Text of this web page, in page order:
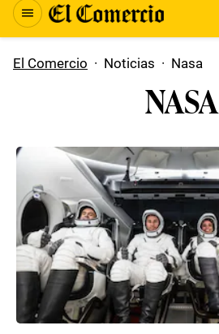
El Comercio · Noticias · Nasa
NASA